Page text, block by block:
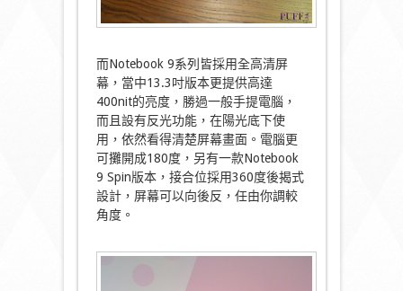
而Notebook 9系列皆採用全高清屏
幕，當中13.3吋版本更提供高達
400nit的亮度，勝過一般手提電腦，
而且設有反光功能，在陽光底下使
用，依然看得清楚屏幕畫面。電腦更
可攤開成180度，另有一款Notebook
9 Spin版本，接合位採用360度後揭式
設計，屏幕可以向後反，任由你調較
角度。